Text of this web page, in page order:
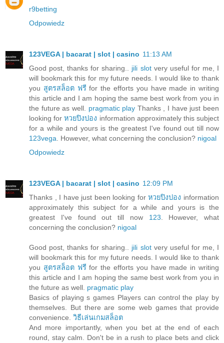
r9betting
Odpowiedz
123VEGA | bacarat | slot | casino 11:13 AM
Good post, thanks for sharing.. jili slotvery useful for me, I
will bookmark this for my future needs. I would like to thank
you สูตรสล็อต ฟรีfor the efforts you have made in writing
this article and I am hoping the same best work from you in
the future as well. pragmatic play Thanks , I have just been
looking forหวยปิงปอง information approximately this subject
for a while and yours is the greatest I've found out till now
123vega. However, what concerning the conclusion? nigoal
Odpowiedz
123VEGA | bacarat | slot | casino 12:09 PM
Thanks , I have just been looking forหวยปิงปอง information
approximately this subject for a while and yours is the
greatest I've found out till now 123. However, what
concerning the conclusion? nigoal
Good post, thanks for sharing.. jili slotvery useful for me, I
will bookmark this for my future needs. I would like to thank
you สูตรสล็อต ฟรีfor the efforts you have made in writing
this article and I am hoping the same best work from you in
the future as well. pragmatic play
Basics of playing s games Players can control the play by
themselves. But there are some web games that provide
convenience. วิธีเล่นเกมสล็อต
And more importantly, when you bet at the end of each
round, stay calm. Don't be in a rush to place bets and click